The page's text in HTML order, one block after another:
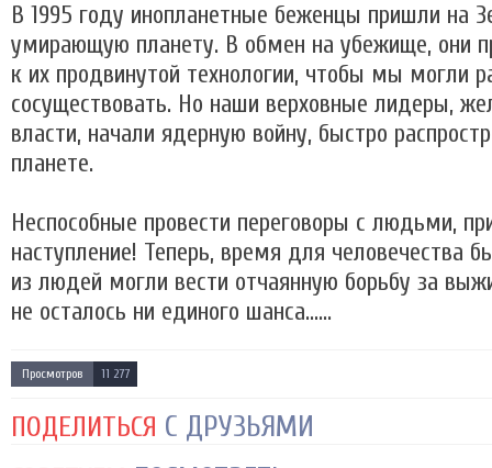
В 1995 году инопланетные беженцы пришли на
умирающую планету. В обмен на убежище, они
к их продвинутой технологии, чтобы мы могли
сосуществовать. Но наши верховные лидеры,
власти, начали ядерную войну, быстро
планете.
Неспособные провести переговоры с людьми,
наступление! Теперь, время для человечества
из людей могли вести отчаянную борьбу за
не осталось ни единого шанса......
Просмотров 11 277
ПОДЕЛИТЬСЯ С ДРУЗЬЯМИ